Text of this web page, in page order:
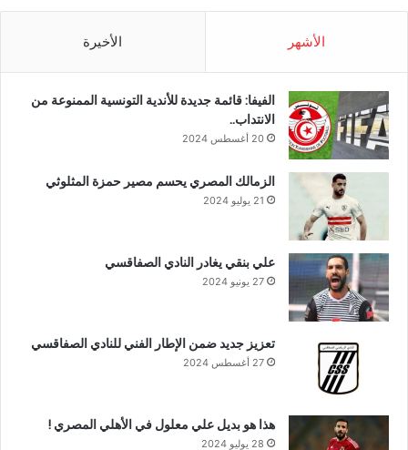
الأشهر الأخيرة
الفيفا: قائمة جديدة للأندية التونسية الممنوعة من
الانتداب..
20 أغسطس 2024
الزمالك المصري يحسم مصير حمزة المثلوثي
21 يوليو 2024
علي بنقي يغادر النادي الصفاقسي
27 يونيو 2024
تعزيز جديد ضمن الإطار الفني للنادي الصفاقسي
27 أغسطس 2024
هذا هو بديل علي معلول في الأهلي المصري !
28 يوليو 2024